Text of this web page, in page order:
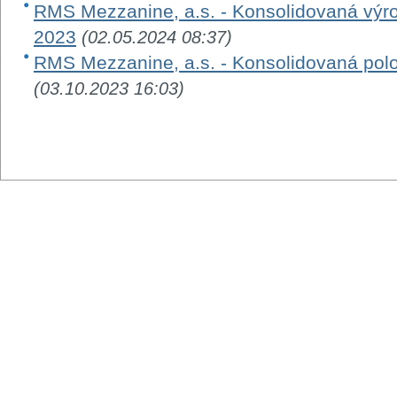
RMS Mezzanine, a.s. - Konsolidovaná
2023 (02.05.2024 08:37)
RMS Mezzanine, a.s. - Konsolidovaná
(03.10.2023 16:03)